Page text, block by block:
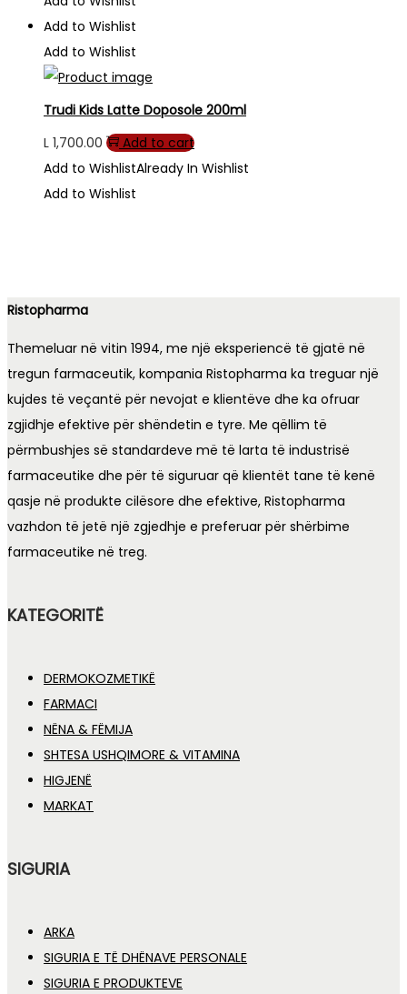
Add to Wishlist
Add to Wishlist
Trudi Kids Latte Doposole 200ml
L 1,700.00
Add to cart
Add to WishlistAlready In Wishlist
Add to Wishlist
Ristopharma
Themeluar në vitin 1994, me një eksperiencë të gjatë në
tregun farmaceutik, kompania Ristopharma ka treguar një
kujdes të veçantë për nevojat e klientëve dhe ka ofruar
zgjidhje efektive për shëndetin e tyre. Me qëllim të
përmbushjes së standardeve më të larta të industrisë
farmaceutike dhe për të siguruar që klientët tane të kenë
qasje në produkte cilësore dhe efektive, Ristopharma
vazhdon të jetë një zgjedhje e preferuar për shërbime
farmaceutike në treg.
KATEGORITË
DERMOKOZMETIKË
FARMACI
NËNA & FËMIJA
SHTESA USHQIMORE & VITAMINA
HIGJENË
MARKAT
SIGURIA
ARKA
SIGURIA E TË DHËNAVE PERSONALE
SIGURIA E PRODUKTEVE